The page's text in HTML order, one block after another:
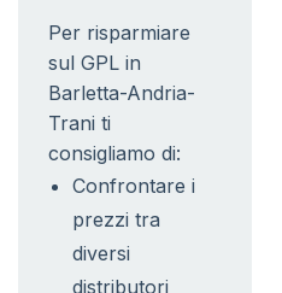
Per risparmiare
sul GPL in
Barletta-Andria-
Trani ti
consigliamo di:
Confrontare i
prezzi tra
diversi
distributori